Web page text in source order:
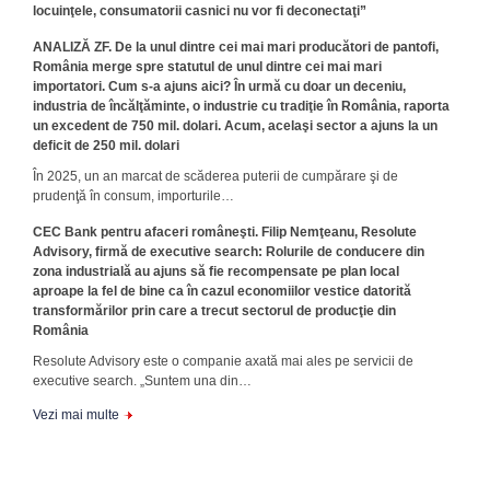
locuinţele, consumatorii casnici nu vor fi deconectaţi”
ANALIZĂ ZF. De la unul dintre cei mai mari producători de pantofi,
România merge spre statutul de unul dintre cei mai mari
importatori. Cum s-a ajuns aici? În urmă cu doar un deceniu,
industria de încălţăminte, o industrie cu tradiţie în România, raporta
un excedent de 750 mil. dolari. Acum, acelaşi sector a ajuns la un
deficit de 250 mil. dolari
În 2025, un an marcat de scăderea puterii de cumpărare şi de
prudenţă în consum, importurile…
CEC Bank pentru afaceri româneşti. Filip Nemţeanu, Resolute
Advisory, firmă de executive search: Rolurile de conducere din
zona industrială au ajuns să fie recompensate pe plan local
aproape la fel de bine ca în cazul economiilor vestice datorită
transformărilor prin care a trecut sectorul de producţie din
România
Resolute Advisory este o com­panie axată mai ales pe servicii de
executive search. „Suntem una din…
Vezi mai multe